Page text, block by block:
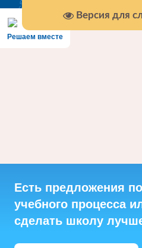
Версия для
Решаем вместе
Есть предложения
учебного процесса
сделать школу